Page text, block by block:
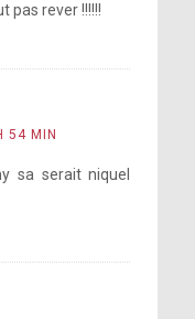
pas rever !!!!!!
54 MIN
sa serait niquel